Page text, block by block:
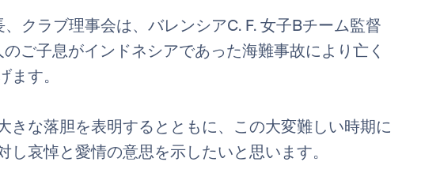
クラブ理事会は、バレンシアC. F. 女子Bチーム監督
ご子息がインドネシアであった海難事故により亡く
す。
きな落胆を表明するとともに、この大変難しい時期に
哀悼と愛情の意思を示したいと思います。